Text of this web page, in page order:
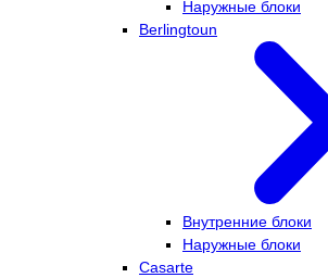
Наружные блоки
Berlingtoun
Внутренние блоки
Наружные блоки
Casarte